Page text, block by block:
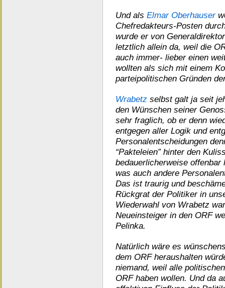
Und als Elmar Oberhauser
Chefredakteurs-Posten
wurde er von
letztlich allein da, weil die
auch immer- lieber einen
wollten als sich mit einem
parteipolitischen Gründen
Wrabetz selbst galt ja seit
den Wünschen seiner
sehr fraglich, ob er denn
entgegen aller Logik und
Personalentscheidungen
“Pakteleien” hinter den
bedauerlicherweise
was auch andere
Das ist traurig und
Rückgrat der Politiker in
Wiederwahl von Wrabetz
Neueinsteiger in den ORF
Pelinka.
Natürlich wäre es
dem ORF heraushalten
niemand, weil alle
ORF haben wollen. Und da